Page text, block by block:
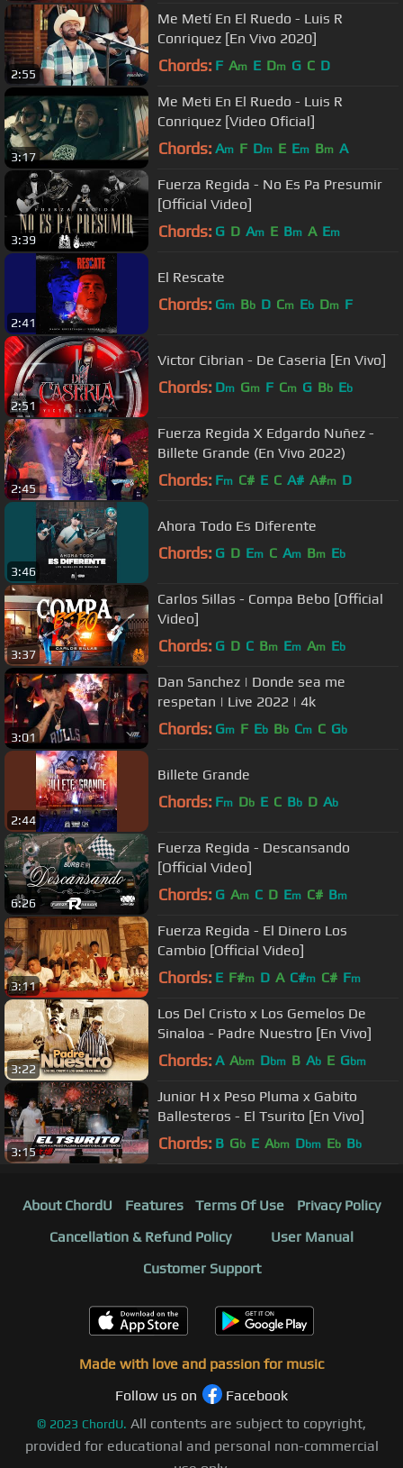
2:55
Me Metí En El Ruedo - Luis R
Conriquez [En Vivo 2020]
Chords: F Am E Dm G C D
3:17
Me Meti En El Ruedo - Luis R
Conriquez [Video Oficial]
Chords: Am F Dm E Em Bm A
3:39
Fuerza Regida - No Es Pa Presumir
[Official Video]
Chords: G D Am E Bm A Em
2:41
El Rescate
Chords: Gm Bb D Cm Eb Dm F
2:51
Victor Cibrian - De Caseria [En Vivo]
Chords: Dm Gm F Cm G Bb Eb
2:45
Fuerza Regida X Edgardo Nuñez -
Billete Grande (En Vivo 2022)
Chords: Fm C# E C A# A#m D
3:46
Ahora Todo Es Diferente
Chords: G D Em C Am Bm Eb
3:37
Carlos Sillas - Compa Bebo [Official
Video]
Chords: G D C Bm Em Am Eb
3:01
Dan Sanchez | Donde sea me
respetan | Live 2022 | 4k
Chords: Gm F Eb Bb Cm C Gb
2:44
Billete Grande
Chords: Fm Db E C Bb D Ab
6:26
Fuerza Regida - Descansando
[Official Video]
Chords: G Am C D Em C# Bm
3:11
Fuerza Regida - El Dinero Los
Cambio [Official Video]
Chords: E F#m D A C#m C# Fm
3:22
Los Del Cristo x Los Gemelos De
Sinaloa - Padre Nuestro [En Vivo]
Chords: A Abm Dbm B Ab E Gbm
3:15
Junior H x Peso Pluma x Gabito
Ballesteros - El Tsurito [En Vivo]
Chords: B Gb E Abm Dbm Eb Bb
About ChordU Features Terms Of Use
Privacy Policy
Cancellation & Refund Policy
User Manual
Customer Support
Made with love and passion for music
Follow us on
Facebook
© 2023 ChordU. All contents are subject to copyright,
provided for educational and personal non-commercial